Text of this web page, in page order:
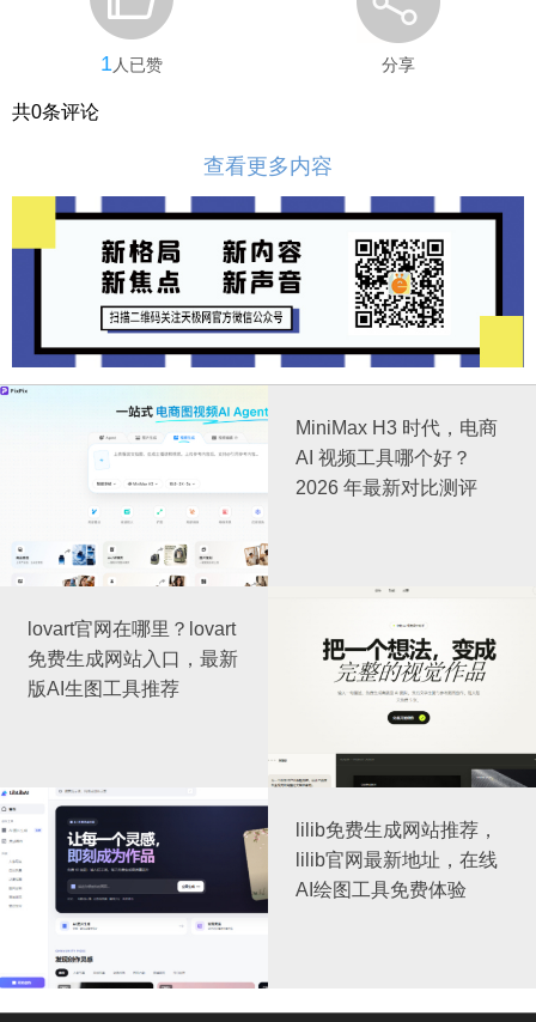
1 人已赞 分享
共0条评论
查看更多内容
MiniMax H3 时代，电商
AI 视频工具哪个好？
2026 年最新对比测评
lovart官网在哪里？lovart
免费生成网站入口，最新
版AI生图工具推荐
lilib免费生成网站推荐，
lilib官网最新地址，在线
AI绘图工具免费体验